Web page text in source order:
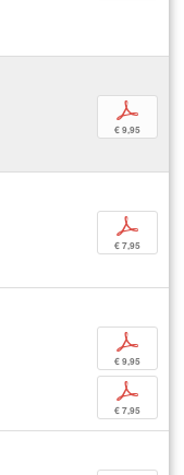
p
€ 9,95
p
€ 7,95
p
€ 9,95
p
€ 7,95